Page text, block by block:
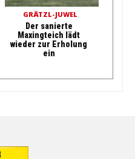
GRÄTZL-JUWEL
Der sanierte
Maxingteich lädt
wieder zur Erholung
ein